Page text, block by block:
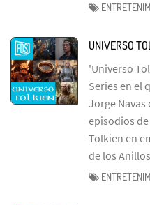
UNIVERSO
'Universo
Series en el
Jorge Navas
episodios de
Tolkien en
de los